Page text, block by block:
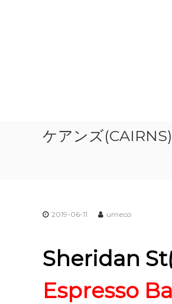
ケアンズ
2019-06-11 umeco
Sheridan St
Espresso